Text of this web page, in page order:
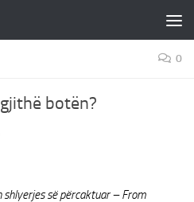
0
botën?
së përcaktuar – From